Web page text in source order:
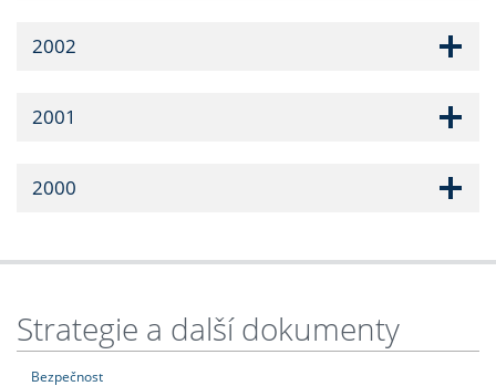
2002
2001
2000
Strategie a další dokumenty
Bezpečnost